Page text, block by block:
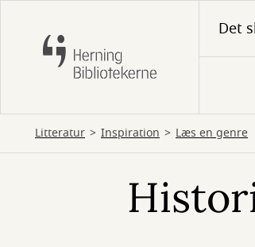
hovedindhold
Det
Litteratur Inspiration Læs en genre